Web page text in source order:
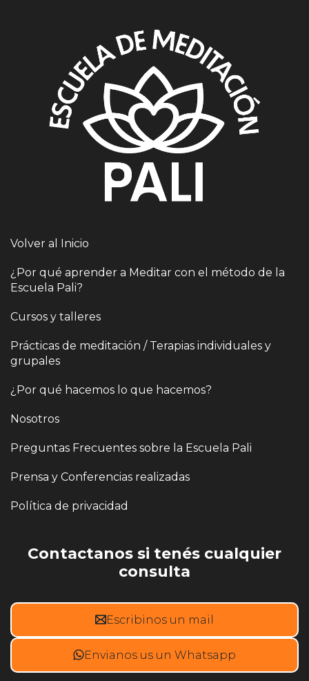
Volver al Inicio
¿Por qué aprender a Meditar con el método de la
Escuela Pali?
Cursos y talleres
Prácticas de meditación / Terapias individuales y
grupales
¿Por qué hacemos lo que hacemos?
Nosotros
Preguntas Frecuentes sobre la Escuela Pali
Prensa y Conferencias realizadas
Política de privacidad
Contactanos si tenés cualquier
consulta
Escribinos un mail
Envianos us un Whatsapp